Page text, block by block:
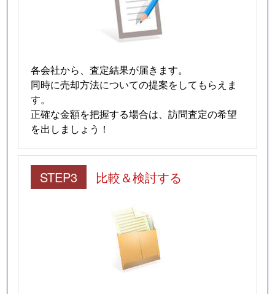
各会社から、査定結果が届きます。
同時に売却方法についての提案をしてもらえま
す。
正確な金額を把握する場合は、訪問査定の希望
を出しましょう！
STEP3 比較＆検討する